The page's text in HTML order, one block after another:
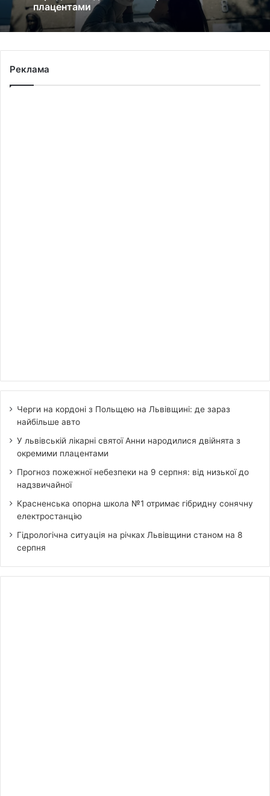
народилися двійнята з окремими
плацентами
Прогноз пожежної небезпеки на 9 серпня:
від низької до надзвичайної
Реклама
Черги на кордоні з Польщею на Львівщині: де зараз
найбільше авто
У львівській лікарні святої Анни народилися двійнята з
окремими плацентами
Прогноз пожежної небезпеки на 9 серпня: від низької до
надзвичайної
Красненська опорна школа №1 отримає гібридну сонячну
електростанцію
Гідрологічна ситуація на річках Львівщини станом на 8
серпня